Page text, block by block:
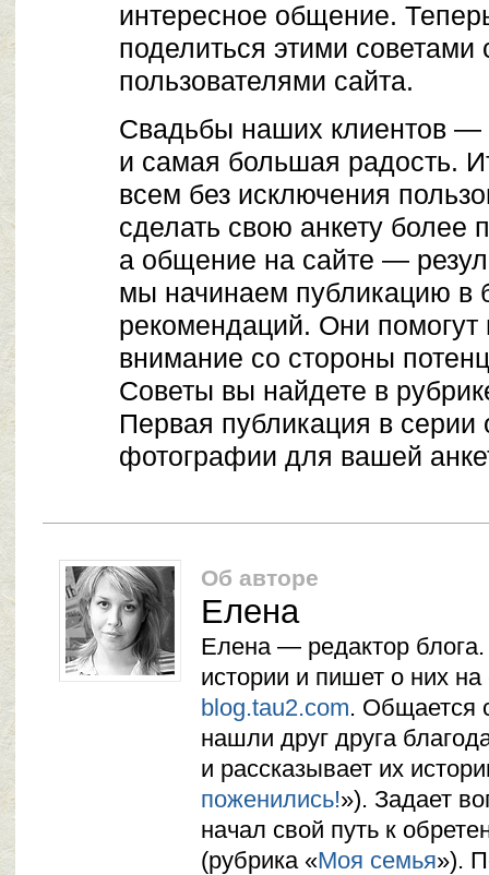
интересное общение.
поделиться этими советами
пользователями сайта.
Свадьбы наших клиентов —
и самая большая радость.
всем без исключения
сделать свою анкету более
а общение на сайте —
мы начинаем публикацию в
рекомендаций. Они помогут
внимание со стороны
Советы вы найдете в
Первая публикация в серии
фотографии для вашей
Об авторе
Елена
Елена — редактор
истории и пишет о них на
blog.tau2.com. Общается
нашли друг друга
и рассказывает их
поженились!»). Задает
начал свой путь к
(рубрика «Моя семья»).